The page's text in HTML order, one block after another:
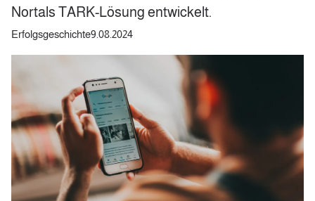
Nortals TARK-Lösung entwickelt.
Erfolgsgeschichte9.08.2024